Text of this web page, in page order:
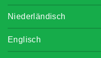
Niederländisch
Englisch